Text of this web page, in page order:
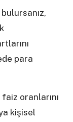
para
oranlarını
kişisel